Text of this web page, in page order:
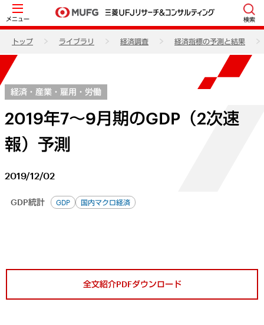
メニュー 検索
トップ ライブラリ 経済調査 経済指標の予測と結果
経済・産業・雇用・労働
2019年7～9月期のGDP（2次速
報）予測
2019/12/02
GDP統計 GDP 国内マクロ経済
全文紹介PDFダウンロード